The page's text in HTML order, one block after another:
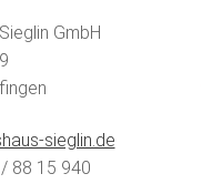
GmbH
sieglin.de
88 15 940